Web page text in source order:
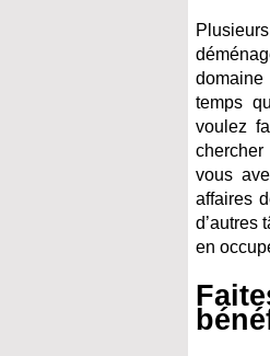
temps
voulez
vous
affaires
d’autres
en